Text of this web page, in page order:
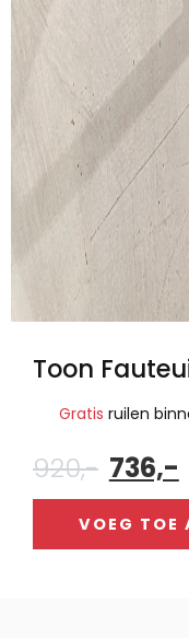
Toon
Gratis ruilen
920,-
prijs
was:
920,-.
736,-
VOEG TOE